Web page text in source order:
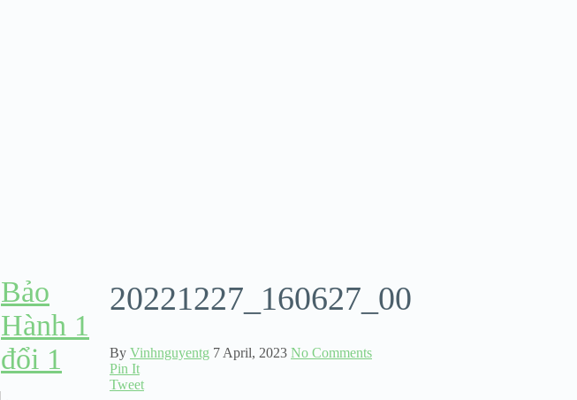
20221227_160627_00
By Vinhnguyentg 7 April, 2023 No Comments
Pin It
Tweet
Bảo
Hành 1
đổi 1